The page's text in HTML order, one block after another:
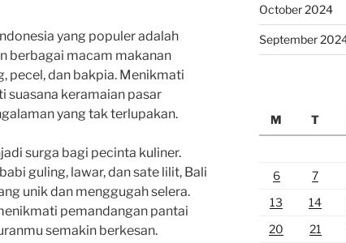
yang populer adalah
berbagai macam makanan
pecel, dan bakpia. Menikmati
suasana keramaian pasar
yang tak terlupakan.
surga bagi pecinta kuliner.
guling, lawar, dan sate lilit, Bali
unik dan menggugah selera.
pemandangan pantai
semakin berkesan.
October 2024
September
M
T
6
7
13
14
20
21